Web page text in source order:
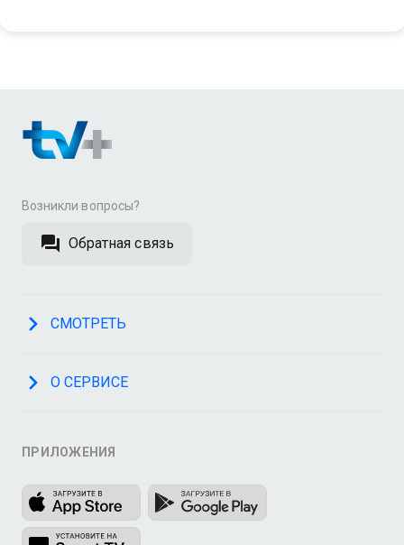
Возникли вопросы?
Обратная связь
СМОТРЕТЬ
О СЕРВИСЕ
ПРИЛОЖЕНИЯ